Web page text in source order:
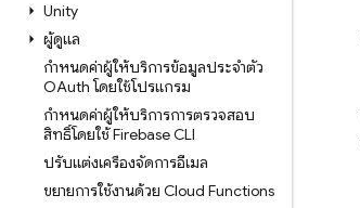
Unity
ผู้ดูแล
กำหนดค่าผู้ให้บริการข้อมูลประจำตัว
OAuth โดยใช้โปรแกรม
กำหนดค่าผู้ให้บริการการตรวจสอบ
สิทธิ์โดยใช้ Firebase CLI
ปรับแต่งเครื่องจัดการอีเมล
ขยายการใช้งานด้วย Cloud Functions